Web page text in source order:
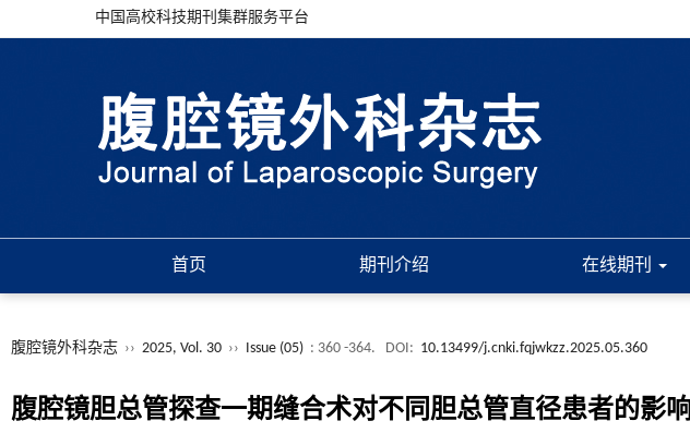
中国高校科技期刊集群服务平台
首页 期刊介绍 在线期刊
腹腔镜外科杂志 ›› 2025, Vol. 30 ›› Issue (05) : 360 -364. DOI: 10.13499/j.cnki.fqjwkzz.2025.05.360
腹腔镜胆总管探查一期缝合术对不同胆总管直径患者的影响